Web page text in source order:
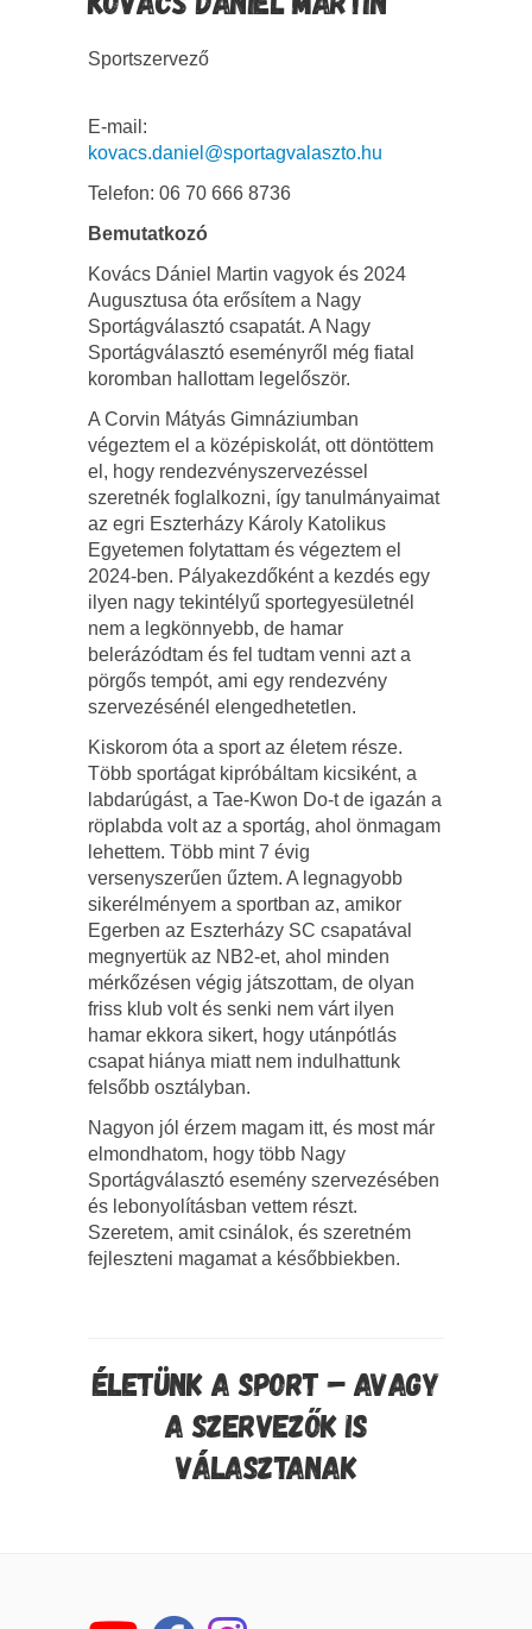
Sportszervező
E-mail:
kovacs.daniel@sportagvalaszto.hu
Telefon: 06 70 666 8736
Bemutatkozó
Kovács Dániel Martin vagyok és 2024
Augusztusa óta erősítem a Nagy
Sportágválasztó csapatát. A Nagy
Sportágválasztó eseményről még fiatal
koromban hallottam legelőször.
A Corvin Mátyás Gimnáziumban
végeztem el a középiskolát, ott döntöttem
el, hogy rendezvényszervezéssel
szeretnék foglalkozni, így tanulmányaimat
az egri Eszterházy Károly Katolikus
Egyetemen folytattam és végeztem el
2024-ben. Pályakezdőként a kezdés egy
ilyen nagy tekintélyű sportegyesületnél
nem a legkönnyebb, de hamar
belerázódtam és fel tudtam venni azt a
pörgős tempót, ami egy rendezvény
szervezésénél elengedhetetlen.
Kiskorom óta a sport az életem része.
Több sportágat kipróbáltam kicsiként, a
labdarúgást, a Tae-Kwon Do-t de igazán a
röplabda volt az a sportág, ahol önmagam
lehettem. Több mint 7 évig
versenyszerűen űztem. A legnagyobb
sikerélményem a sportban az, amikor
Egerben az Eszterházy SC csapatával
megnyertük az NB2-et, ahol minden
mérkőzésen végig játszottam, de olyan
friss klub volt és senki nem várt ilyen
hamar ekkora sikert, hogy utánpótlás
csapat hiánya miatt nem indulhattunk
felsőbb osztályban.
Nagyon jól érzem magam itt, és most már
elmondhatom, hogy több Nagy
Sportágválasztó esemény szervezésében
és lebonyolításban vettem részt.
Szeretem, amit csinálok, és szeretném
fejleszteni magamat a későbbiekben.
ÉLETÜNK A SPORT – AVAGY
A SZERVEZŐK IS
VÁLASZTANAK